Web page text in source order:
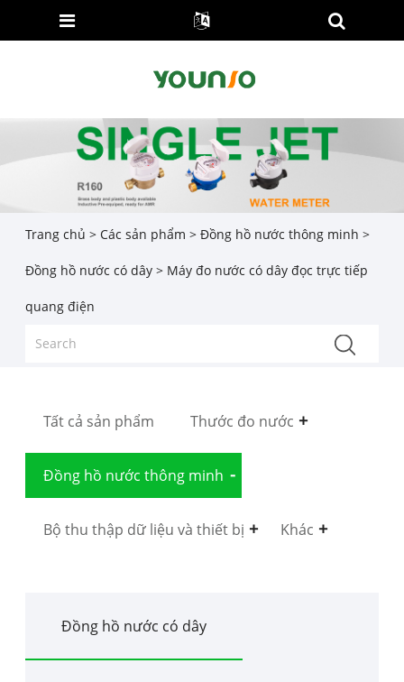
Trang chủ > Các sản phẩm > Đồng hồ nước thông minh >
Đồng hồ nước có dây> Máy đo nước có dây đọc trực tiếp
quang điện
Tất cả sản phẩm Thước đo nước
Đồng hồ nước thông minh
Bộ thu thập dữ liệu và thiết bị Khác
Đồng hồ nước có dây